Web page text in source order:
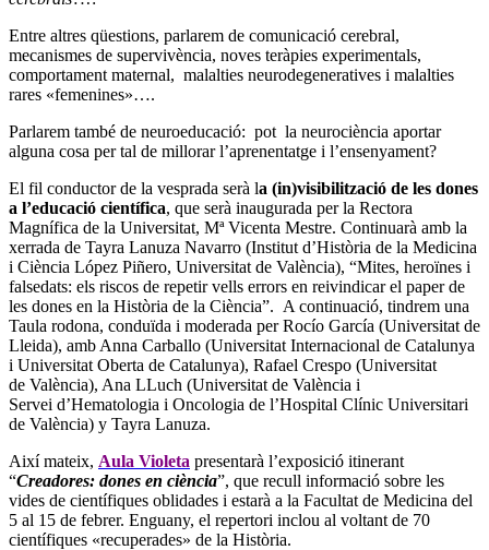
Entre altres qüestions, parlarem de comunicació cerebral,
mecanismes de supervivència, noves teràpies experimentals,
comportament maternal, malalties neurodegeneratives i malalties
rares «femenines»….
Parlarem també de neuroeducació: pot la neurociència aportar
alguna cosa per tal de millorar l’aprenentatge i l’ensenyament?
El fil conductor de la vesprada serà la (in)visibilització de les dones
a l’educació científica, que serà inaugurada per la Rectora
Magnífica de la Universitat, Mª Vicenta Mestre. Continuarà amb la
xerrada de Tayra Lanuza Navarro (Institut d’Història de la Medicina
i Ciència López Piñero, Universitat de València), “Mites, heroïnes i
falsedats: els riscos de repetir vells errors en reivindicar el paper de
les dones en la Història de la Ciència”. A continuació, tindrem una
Taula rodona, conduïda i moderada per Rocío García (Universitat de
Lleida), amb Anna Carballo (Universitat Internacional de Catalunya
i Universitat Oberta de Catalunya), Rafael Crespo (Universitat
de València), Ana LLuch (Universitat de València i
Servei d’Hematologia i Oncologia de l’Hospital Clínic Universitari
de València) y Tayra Lanuza.
Així mateix, Aula Violeta presentarà l’exposició itinerant
“Creadores: dones en ciència”, que recull informació sobre les
vides de científiques oblidades i estarà a la Facultat de Medicina del
5 al 15 de febrer. Enguany, el repertori inclou al voltant de 70
científiques «recuperades» de la Història.